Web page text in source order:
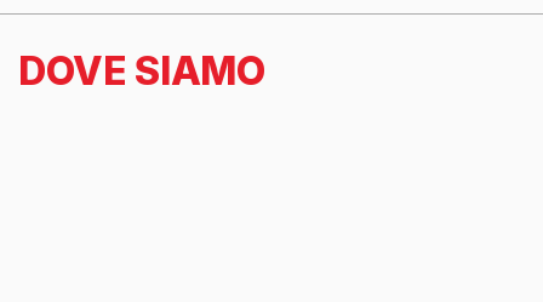
DOVE SIAMO